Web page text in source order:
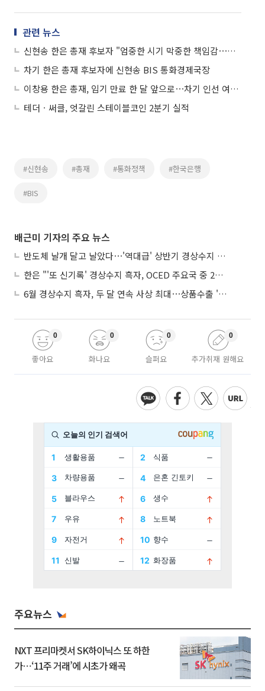
관련 뉴스
신현송 한은 총재 후보자 "엄중한 시기 막중한 책임감⋯통화정책 '균형' 고민할 것"
차기 한은 총재 후보자에 신현송 BIS 통화경제국장
이창용 한은 총재, 임기 만료 한 달 앞으로⋯차기 인선 여전히 '미궁'
테더ㆍ써클, 엇갈린 스테이블코인 2분기 실적
#신현송 #총재 #통화정책 #한국은행
#BIS
배근미 기자의 주요 뉴스
반도체 날개 달고 날았다⋯'역대급' 상반기 경상수지 흑자 2000억달러 육박
한은 "'또 신기록' 경상수지 흑자, OCED 주요국 중 2위⋯반도체 수출 효과"
6월 경상수지 흑자, 두 달 연속 사상 최대⋯상품수출 '첫 1000억달러' 상회
좋아요
0
화나요
0
슬퍼요
0
추가취재 원해요
0
주요뉴스
NXT 프리마켓서 SK하이닉스 또 하한
가⋯‘11주 거래’에 시초가 왜곡